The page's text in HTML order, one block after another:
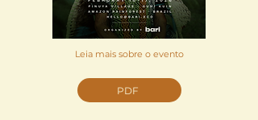
Leia mais sobre o evento
PDF